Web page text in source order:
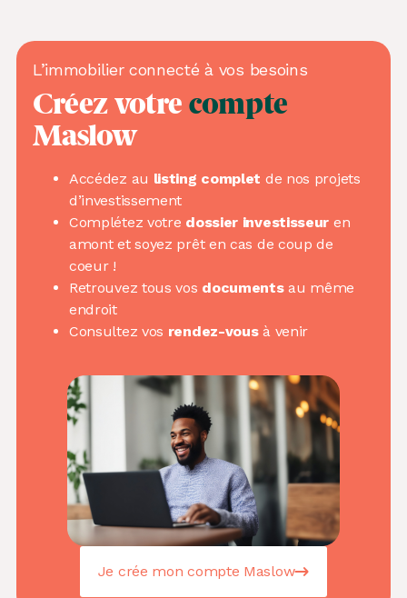
L’immobilier connecté à vos besoins
Créez votrecompte
Maslow
Accédez au listing complet de nos projets
d’investissement
Complétez votre dossier investisseur en
amont et soyez prêt en cas de coup de
coeur !
Retrouvez tous vos documentsau même
endroit
Consultez vos rendez-vousà venir
Je crée mon compte Maslow